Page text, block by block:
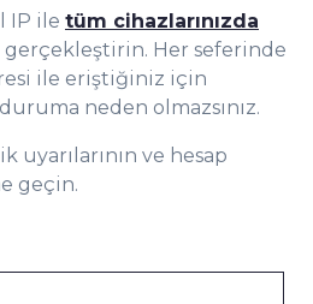
IP ile tüm cihazlarınızda
Her seferinde
ile eriştiğiniz için
neden olmazsınız.
uyarılarının ve hesap
geçin.